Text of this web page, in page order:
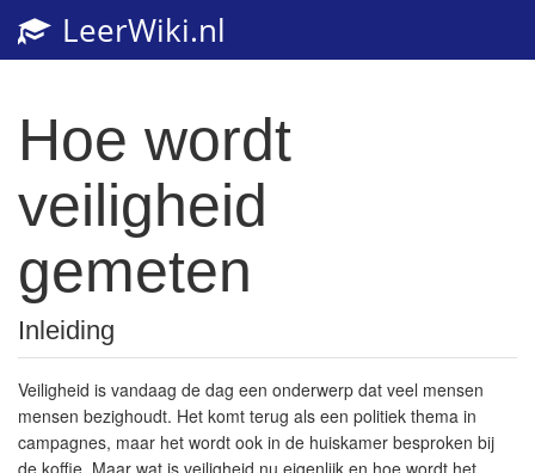
LeerWiki.nl
Hoe wordt
veiligheid
gemeten
Inleiding
Veiligheid is vandaag de dag een onderwerp dat veel mensen
mensen bezighoudt. Het komt terug als een politiek thema in
campagnes, maar het wordt ook in de huiskamer besproken bij
de koffie. Maar wat is veiligheid nu eigenlijk en hoe wordt het